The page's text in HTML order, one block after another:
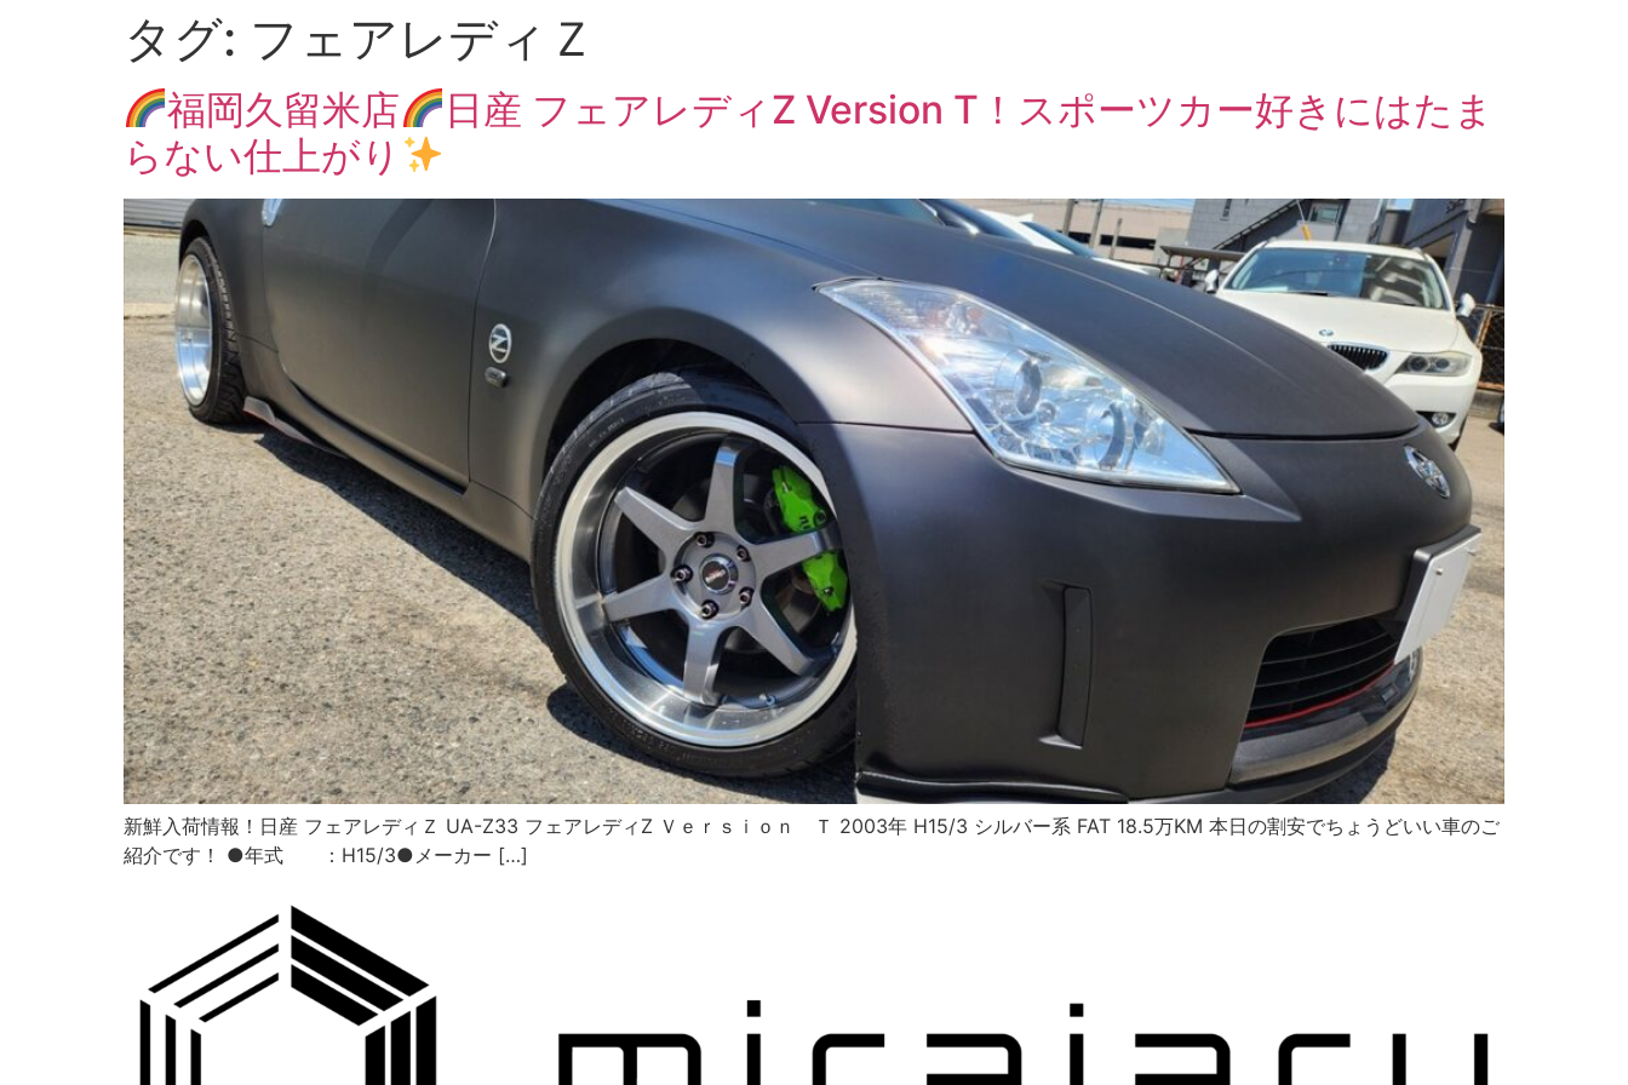
タグ: フェアレディＺ
福岡久留米店
日産 フェアレディZ Version T！スポーツカー好きにはたま
らない仕上がり
新鮮入荷情報！日産 フェアレディＺ UA-Z33 フェアレディZ Ｖｅｒｓｉｏｎ Ｔ 2003年 H15/3 シルバー系 FAT 18.5万KM 本日の割安でちょうどいい車のご
紹介です！ ●年式 ：H15/3●メーカー […]